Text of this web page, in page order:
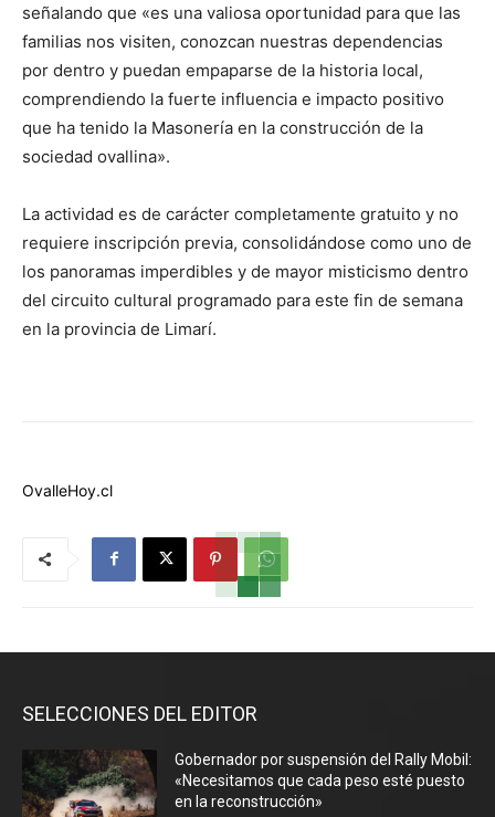
señalando que «es una valiosa oportunidad para que las
familias nos visiten, conozcan nuestras dependencias
por dentro y puedan empaparse de la historia local,
comprendiendo la fuerte influencia e impacto positivo
que ha tenido la Masonería en la construcción de la
sociedad ovallina».
La actividad es de carácter completamente gratuito y no
requiere inscripción previa, consolidándose como uno de
los panoramas imperdibles y de mayor misticismo dentro
del circuito cultural programado para este fin de semana
en la provincia de Limarí.
OvalleHoy.cl
SELECCIONES DEL EDITOR
Gobernador por suspensión del Rally Mobil:
«Necesitamos que cada peso esté puesto
en la reconstrucción»